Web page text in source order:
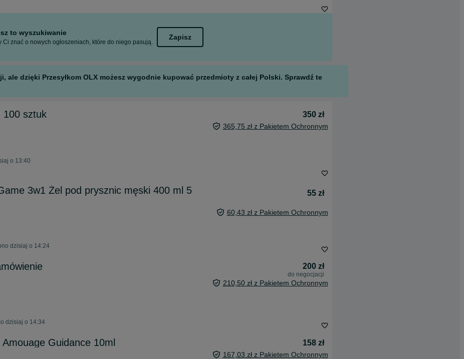
to wyszukiwanie
Ci znać o nowych ogłoszeniach, które do niego pasują.
Zapisz
ale dzięki Przesyłkom OLX możesz wygodnie kupować przedmioty z całej Polski. Sprawdź te
100 sztuk
350 zł
365,75 zł z Pakietem Ochronnym
o 13:40
3w1 Żel pod prysznic męski 400 ml 5
55 zł
60,43 zł z Pakietem Ochronnym
dzisiaj o 14:24
200 zł
do negocjacji
210,50 zł z Pakietem Ochronnym
dzisiaj o 14:34
Guidance 10ml
158 zł
167,03 zł z Pakietem Ochronnym